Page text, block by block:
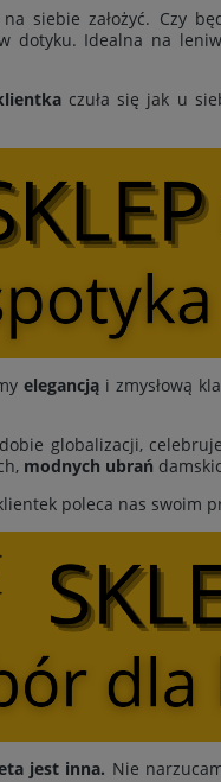
siebie założyć. Czy
dotyku. Idealna na
czuła się jak u
elegancjąi zmysłową
globalizacji,
modnych ubrań
poleca nas swoim
jest inna. Nie